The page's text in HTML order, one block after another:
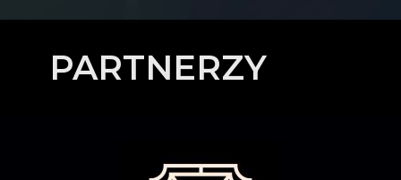
PARTNERZY